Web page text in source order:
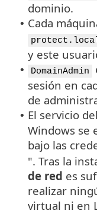
dominio.
• Cada
y este
• DomainAdmin
sesión en
de
• El servicio
Windows se
bajo las
". Tras la
de red es
realizar
virtual ni en